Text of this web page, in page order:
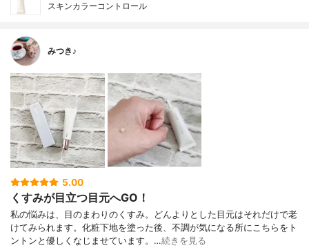
スキンカラーコントロール
みつき♪
5.00
くすみが目立つ目元へGO！
私の悩みは、目のまわりのくすみ。どんよりとした目元はそれだけで老
けてみられます。化粧下地を塗った後、不調が気になる所にこちらをト
ントンと優しくなじませています。…続きを見る